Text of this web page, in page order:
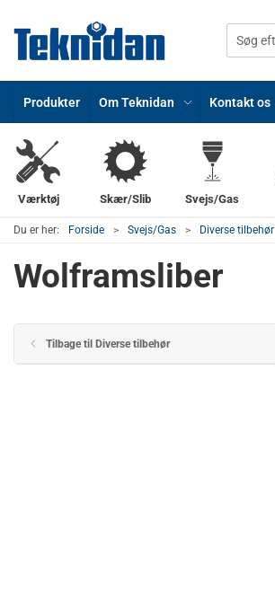
Produkter Om Teknidan Kontakt os
Værktøj Skær/Slib Svejs/Gas
Du er her: Forside Svejs/Gas Diverse tilbehør
Wolframsliber
Tilbage til Diverse tilbehør